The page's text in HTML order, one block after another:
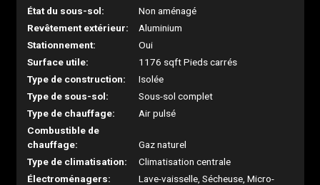
État du sous-sol:
Non aménagé
Revêtement extérieur:
Aluminium
Stationnement:
Oui
Surface utile:
1176 sqft Pieds carrés
Type de construction:
Isolée
Type de sous-sol:
Sous-sol complet
Type de chauffage:
Air pulsé
Combustible de
chauffage:
Gaz naturel
Type de climatisation:
Climatisation centrale
Électroménagers:
Lave-vaisselle, Sécheuse, Micro-